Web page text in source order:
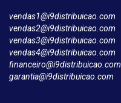
vendas1@i9distribuicao.com
vendas2@i9distribuicao.com
vendas3@i9distribuicao.com
vendas4@i9distribuicao.com
financeiro@i9distribuicao.com
garantia@i9distribuicao.com